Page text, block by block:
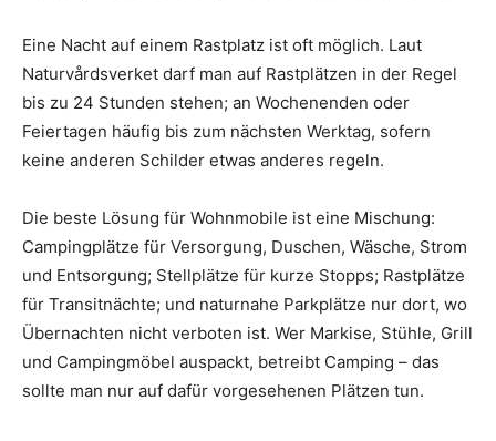
Eine Nacht auf einem Rastplatz ist oft möglich. Laut
Naturvårdsverket darf man auf Rastplätzen in der Regel
bis zu 24 Stunden stehen; an Wochenenden oder
Feiertagen häufig bis zum nächsten Werktag, sofern
keine anderen Schilder etwas anderes regeln.
Die beste Lösung für Wohnmobile ist eine Mischung:
Campingplätze für Versorgung, Duschen, Wäsche, Strom
und Entsorgung; Stellplätze für kurze Stopps; Rastplätze
für Transitnächte; und naturnahe Parkplätze nur dort, wo
Übernachten nicht verboten ist. Wer Markise, Stühle, Grill
und Campingmöbel auspackt, betreibt Camping – das
sollte man nur auf dafür vorgesehenen Plätzen tun.